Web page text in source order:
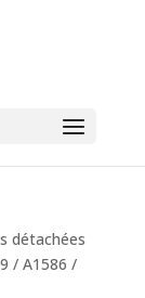
détachées
/ A1586 /